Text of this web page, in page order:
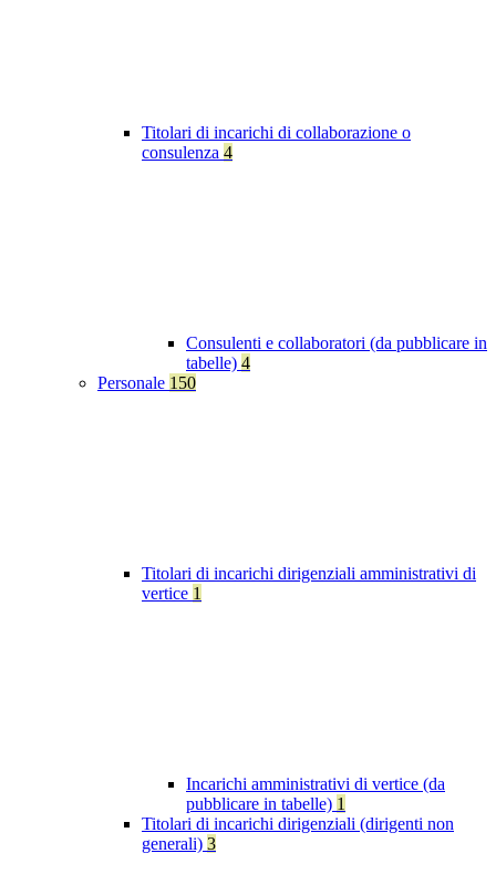
Titolari di incarichi di collaborazione o
consulenza 4
Consulenti e collaboratori (da pubblicare in
tabelle) 4
Personale 150
Titolari di incarichi dirigenziali amministrativi di
vertice 1
Incarichi amministrativi di vertice (da
pubblicare in tabelle) 1
Titolari di incarichi dirigenziali (dirigenti non
generali) 3